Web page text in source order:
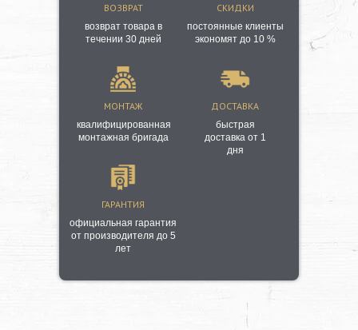
ВОЗВРАТ СКИДКИ
ГАРАНТИЯ
ДОСТАВКА
МОНТАЖ
возврат товара в
течении 30 дней
постоянные клиенты
экономят до 10 %
официальная гарантия
от производителя до 5
лет
быстрая
доставка от 1
дня
квалифицированная
монтажная бригада